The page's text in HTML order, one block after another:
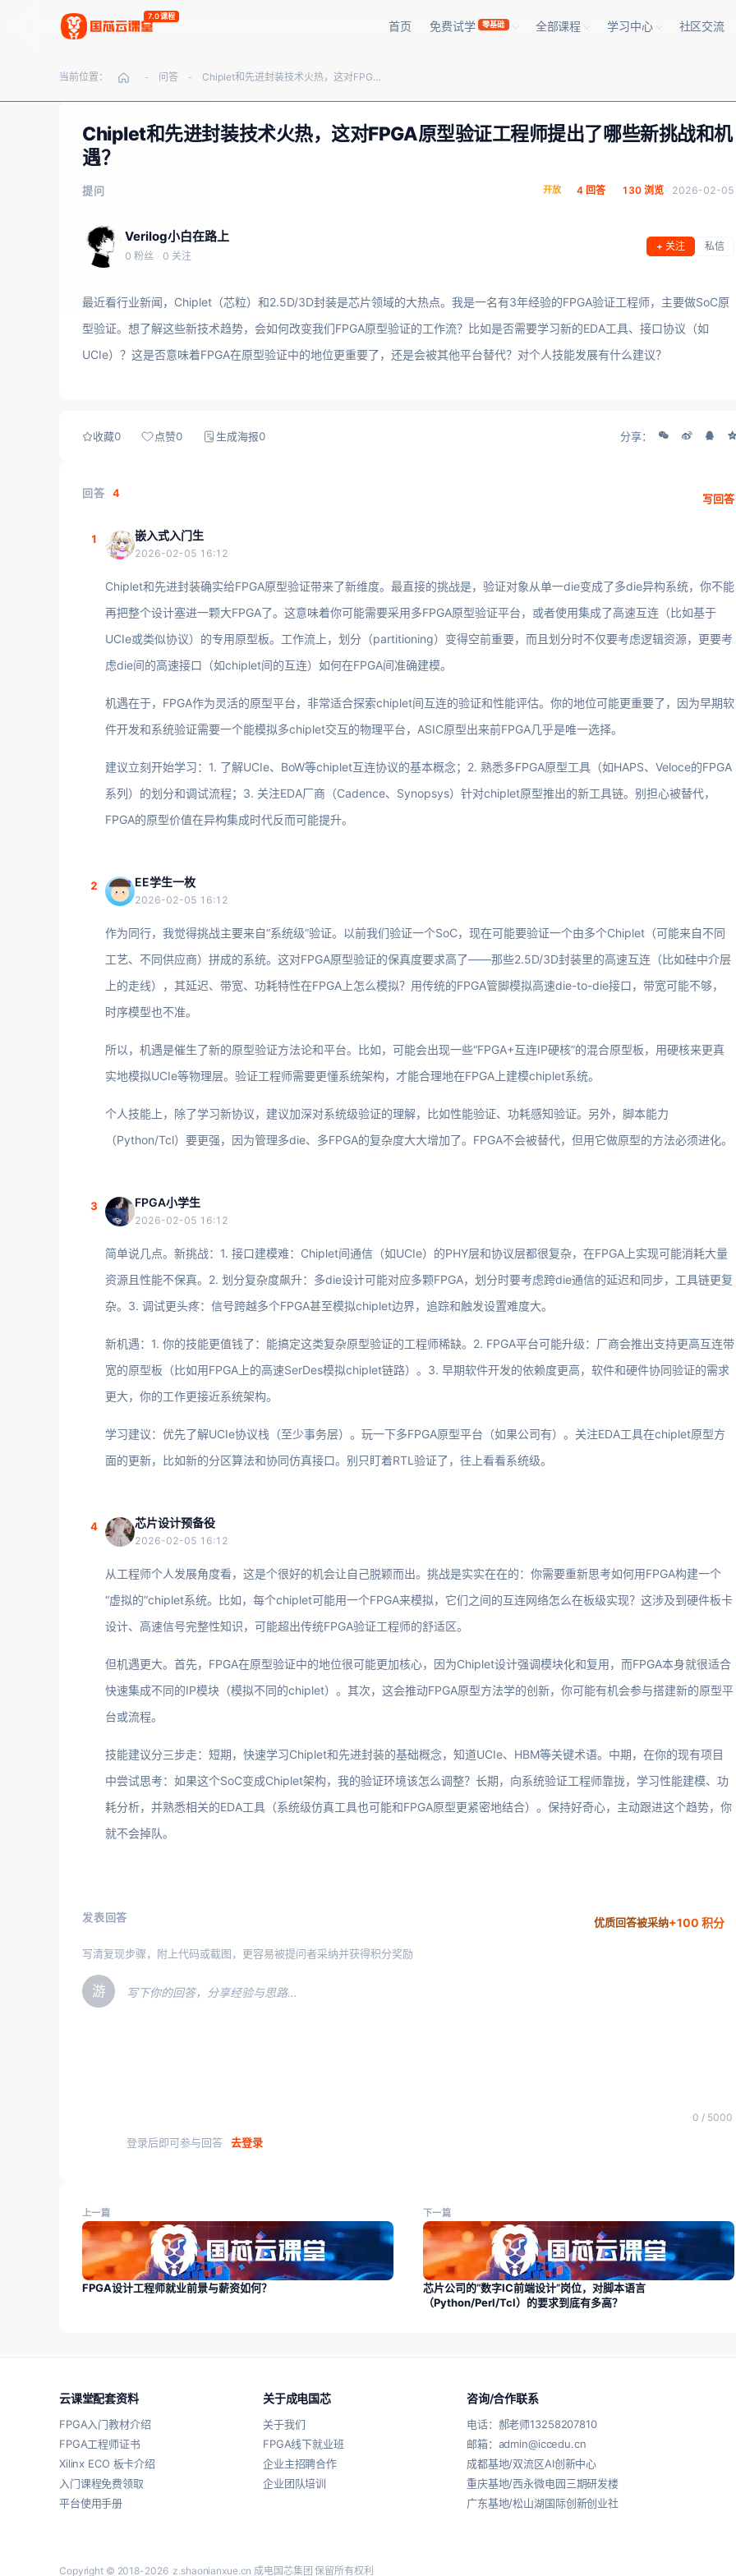
7.0课程
首页 免费试学 零基础 全部课程 学习中心 社区交流
当前位置： - 问答 - Chiplet和先进封装技术火热，这对FPGA原型验证工程师提出了哪些新挑战和机遇？
Chiplet和先进封装技术火热，这对FPGA原型验证工程师提出了哪些新挑战和机
遇？
提问 开放 4 回答 130 浏览 2026-02-05
Verilog小白在路上
0 粉丝 · 0 关注
+ 关注 私信
最近看行业新闻，Chiplet（芯粒）和2.5D/3D封装是芯片领域的大热点。我是一名有3年经验的FPGA验证工程师，主要做SoC原
型验证。想了解这些新技术趋势，会如何改变我们FPGA原型验证的工作流？比如是否需要学习新的EDA工具、接口协议（如
UCIe）？这是否意味着FPGA在原型验证中的地位更重要了，还是会被其他平台替代？对个人技能发展有什么建议？
收藏0 点赞0 生成海报0 分享：
回答 4 写回答
1 嵌入式入门生
2026-02-05 16:12
Chiplet和先进封装确实给FPGA原型验证带来了新维度。最直接的挑战是，验证对象从单一die变成了多die异构系统，你不能
再把整个设计塞进一颗大FPGA了。这意味着你可能需要采用多FPGA原型验证平台，或者使用集成了高速互连（比如基于
UCIe或类似协议）的专用原型板。工作流上，划分（partitioning）变得空前重要，而且划分时不仅要考虑逻辑资源，更要考
虑die间的高速接口（如chiplet间的互连）如何在FPGA间准确建模。
机遇在于，FPGA作为灵活的原型平台，非常适合探索chiplet间互连的验证和性能评估。你的地位可能更重要了，因为早期软
件开发和系统验证需要一个能模拟多chiplet交互的物理平台，ASIC原型出来前FPGA几乎是唯一选择。
建议立刻开始学习：1. 了解UCIe、BoW等chiplet互连协议的基本概念；2. 熟悉多FPGA原型工具（如HAPS、Veloce的FPGA
系列）的划分和调试流程；3. 关注EDA厂商（Cadence、Synopsys）针对chiplet原型推出的新工具链。别担心被替代，
FPGA的原型价值在异构集成时代反而可能提升。
2 EE学生一枚
2026-02-05 16:12
作为同行，我觉得挑战主要来自“系统级”验证。以前我们验证一个SoC，现在可能要验证一个由多个Chiplet（可能来自不同
工艺、不同供应商）拼成的系统。这对FPGA原型验证的保真度要求高了——那些2.5D/3D封装里的高速互连（比如硅中介层
上的走线），其延迟、带宽、功耗特性在FPGA上怎么模拟？用传统的FPGA管脚模拟高速die-to-die接口，带宽可能不够，
时序模型也不准。
所以，机遇是催生了新的原型验证方法论和平台。比如，可能会出现一些“FPGA+互连IP硬核”的混合原型板，用硬核来更真
实地模拟UCIe等物理层。验证工程师需要更懂系统架构，才能合理地在FPGA上建模chiplet系统。
个人技能上，除了学习新协议，建议加深对系统级验证的理解，比如性能验证、功耗感知验证。另外，脚本能力
（Python/Tcl）要更强，因为管理多die、多FPGA的复杂度大大增加了。FPGA不会被替代，但用它做原型的方法必须进化。
3 FPGA小学生
2026-02-05 16:12
简单说几点。新挑战：1. 接口建模难：Chiplet间通信（如UCIe）的PHY层和协议层都很复杂，在FPGA上实现可能消耗大量
资源且性能不保真。2. 划分复杂度飙升：多die设计可能对应多颗FPGA，划分时要考虑跨die通信的延迟和同步，工具链更复
杂。3. 调试更头疼：信号跨越多个FPGA甚至模拟chiplet边界，追踪和触发设置难度大。
新机遇：1. 你的技能更值钱了：能搞定这类复杂原型验证的工程师稀缺。2. FPGA平台可能升级：厂商会推出支持更高互连带
宽的原型板（比如用FPGA上的高速SerDes模拟chiplet链路）。3. 早期软件开发的依赖度更高，软件和硬件协同验证的需求
更大，你的工作更接近系统架构。
学习建议：优先了解UCIe协议栈（至少事务层）。玩一下多FPGA原型平台（如果公司有）。关注EDA工具在chiplet原型方
面的更新，比如新的分区算法和协同仿真接口。别只盯着RTL验证了，往上看看系统级。
4 芯片设计预备役
2026-02-05 16:12
从工程师个人发展角度看，这是个很好的机会让自己脱颖而出。挑战是实实在在的：你需要重新思考如何用FPGA构建一个
“虚拟的”chiplet系统。比如，每个chiplet可能用一个FPGA来模拟，它们之间的互连网络怎么在板级实现？这涉及到硬件板卡
设计、高速信号完整性知识，可能超出传统FPGA验证工程师的舒适区。
但机遇更大。首先，FPGA在原型验证中的地位很可能更加核心，因为Chiplet设计强调模块化和复用，而FPGA本身就很适合
快速集成不同的IP模块（模拟不同的chiplet）。其次，这会推动FPGA原型方法学的创新，你可能有机会参与搭建新的原型平
台或流程。
技能建议分三步走：短期，快速学习Chiplet和先进封装的基础概念，知道UCIe、HBM等关键术语。中期，在你的现有项目
中尝试思考：如果这个SoC变成Chiplet架构，我的验证环境该怎么调整？长期，向系统验证工程师靠拢，学习性能建模、功
耗分析，并熟悉相关的EDA工具（系统级仿真工具也可能和FPGA原型更紧密地结合）。保持好奇心，主动跟进这个趋势，你
就不会掉队。
发表回答 优质回答被采纳+100 积分
写清复现步骤，附上代码或截图，更容易被提问者采纳并获得积分奖励
游 写下你的回答，分享经验与思路…
0 / 5000
登录后即可参与回答 去登录
上一篇
FPGA设计工程师就业前景与薪资如何？
下一篇
芯片公司的“数字IC前端设计”岗位，对脚本语言
（Python/Perl/Tcl）的要求到底有多高？
云课堂配套资料
FPGA入门教材介绍
FPGA工程师证书
Xilinx ECO 板卡介绍
入门课程免费领取
平台使用手册
关于成电国芯
关于我们
FPGA线下就业班
企业主招聘合作
企业团队培训
咨询/合作联系
电话：郝老师13258207810
邮箱：admin@iccedu.cn
成都基地/双流区AI创新中心
重庆基地/西永微电园三期研发楼
广东基地/松山湖国际创新创业社
Copyright © 2018-2026z.shaonianxue.cn 成电国芯集团 保留所有权利